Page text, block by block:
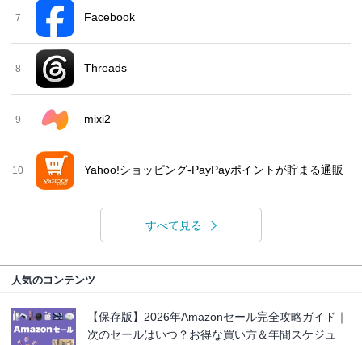
7 Facebook
8 Threads
9 mixi2
10 Yahoo!ショッピング-PayPayポイントが貯まる通販
すべて見る
人気のコンテンツ
【保存版】2026年Amazonセール完全攻略ガイド｜
次のセールはいつ？お得な買い方＆年間スケジュ